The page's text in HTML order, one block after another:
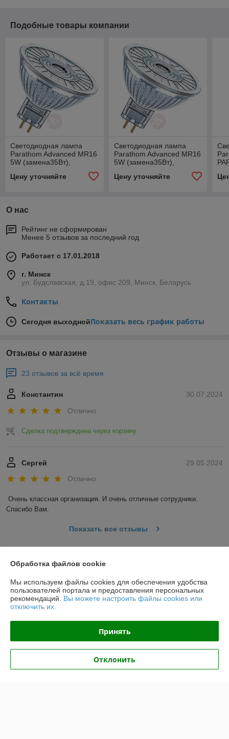
Подобные товары компании
Cветодиодная лампа
Parathom Advanced MR16
5W (замена35Вт),
GU5,3, диммируемая
Цену уточняйте
Cветодиодная лампа
Parathom Advanced MR16
5W (замена35Вт),
36°,теплый белый свет,
GU5,3, диммируемая
Цену уточняйте
О нас
Рейтинг не сформирован
Менее 5 отзывов за последний год
Работает с 17.01.2018
г. Минск
ул. Будславская, д.19, офис 209, Минск, Беларусь
Контакты
Сегодня выходнойПоказать весь график работы
Отзывы о магазине
23 отзывов за всё время
30.07.2024
Константин
Отлично
Сделка подтверждена через корзину
29.05.2024
Сергей
Отлично
Очень классная организация. И очень отличные сотрудники.
Спасибо Вам.
Показать все отзывы
О нас
Контакты
Доставка и оплата
Обработка файлов cookie
Мы используем файлы cookies для обеспечения удобства
пользователей портала и предоставления персональных
рекомендаций. Вы можете настроить файлы cookies или
отключить их.
Принять
Отклонить